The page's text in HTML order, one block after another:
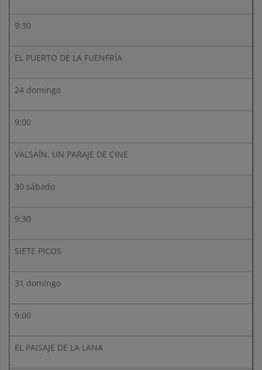
9:30
EL PUERTO DE LA FUENFRÍA
24 domingo
9:00
VALSAÍN, UN PARAJE DE CINE
30 sábado
9:30
SIETE PICOS
31 domingo
9:00
EL PAISAJE DE LA LANA